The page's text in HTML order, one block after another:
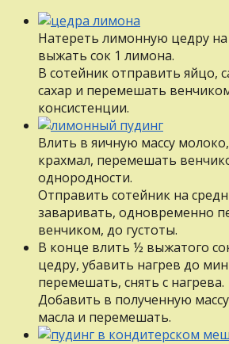
Натереть лимонную цедру
выжать сок 1 лимона.
В сотейник отправить яйцо,
сахар и перемешать
консистенции.
Влить в яичную массу
крахмал, перемешать
однородности.
Отправить сотейник на
заваривать, одновременно
венчиком, до густоты.
В конце влить ½ выжатого
цедру, убавить нагрев до
перемешать, снять с нагрева.
Добавить в полученную
масла и перемешать.